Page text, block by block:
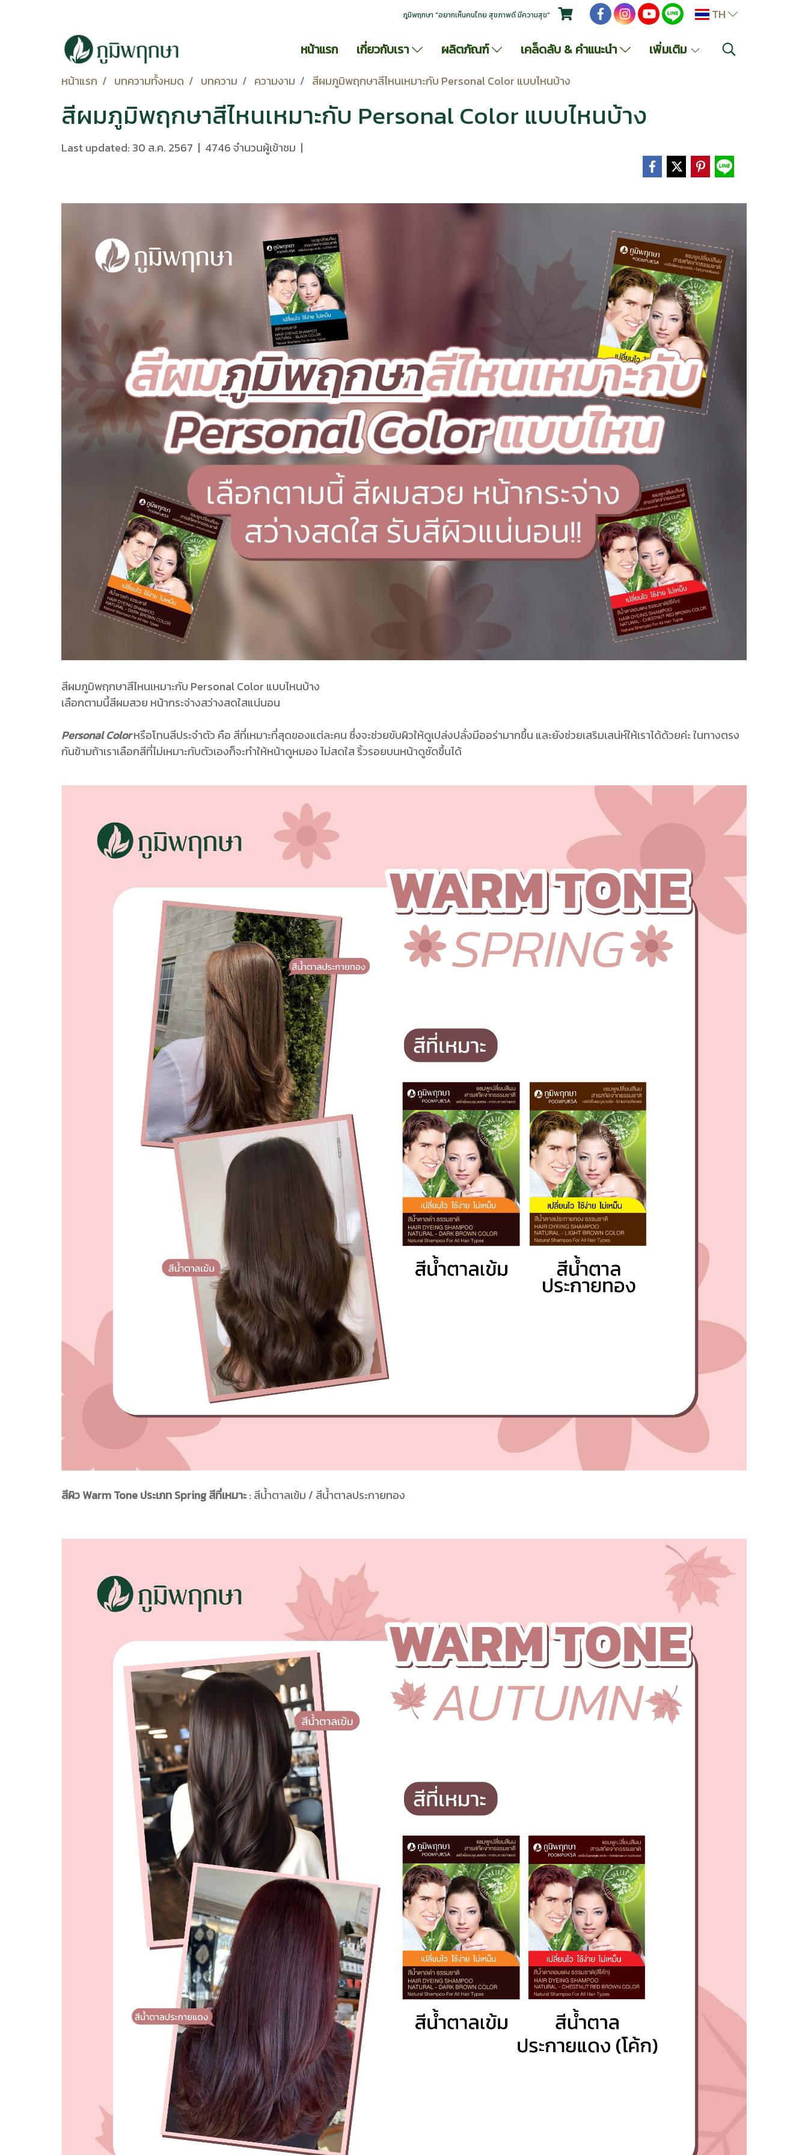
ภูมิพฤกษา "อยากเห็นคนไทย สุขภาพดี มีความสุข" TH
หน้าแรก เกี่ยวกับเรา ผลิตภัณฑ์ เคล็ดลับ & คำแนะนำ เพิ่มเติม
หน้าแรก บทความทั้งหมด บทความ ความงาม สีผมภูมิพฤกษาสีไหนเหมาะกับ Personal Color แบบไหนบ้าง
สีผมภูมิพฤกษาสีไหนเหมาะกับ Personal Color แบบไหนบ้าง
Last updated: 30 ส.ค. 2567 | 4746 จำนวนผู้เข้าชม |
สีผมภูมิพฤกษาสีไหนเหมาะกับ Personal Color แบบไหนบ้าง
เลือกตามนี้สีผมสวย หน้ากระจ่างสว่างสดใสแน่นอน
Personal Colorหรือโทนสีประจำตัว คือ สีที่เหมาะที่สุดของแต่ละคน ซึ่งจะช่วยขับผิวให้ดูเปล่งปลั่งมีออร่ามากขึ้น และยังช่วยเสริมเสน่ห์ให้เราได้ด้วยค่ะ ในทางตรง
กันข้ามถ้าเราเลือกสีที่ไม่เหมาะกับตัวเองก็จะทำให้หน้าดูหมอง ไม่สดใส ริ้วรอยบนหน้าดูชัดขึ้นได้
สีผิว Warm Tone ประเภท Spring สีที่เหมาะ: สีน้ำตาลเข้ม / สีน้ำตาลประกายทอง